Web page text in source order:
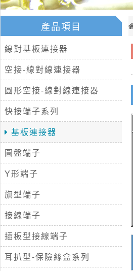
產品項目
線對基板連接器
空接-線對線連接器
圓形空接-線對線連接器
快接端子系列
基板連接器
圓盤端子
Y形端子
旗型端子
接線端子
插板型接線端子
耳扒型-保險絲盒系列